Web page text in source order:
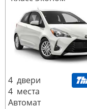
4 двери
4 места
Автомат